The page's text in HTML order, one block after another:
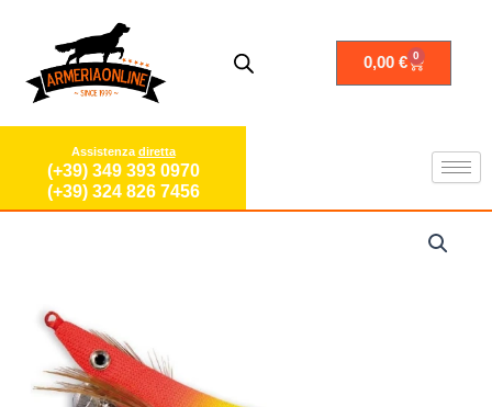
contenuto
0,00€ 0
Carrello
Assistenza diretta
(+39) 349 393 0970
(+39) 324 826 7456
totanare
seppie
Calamari
polpi